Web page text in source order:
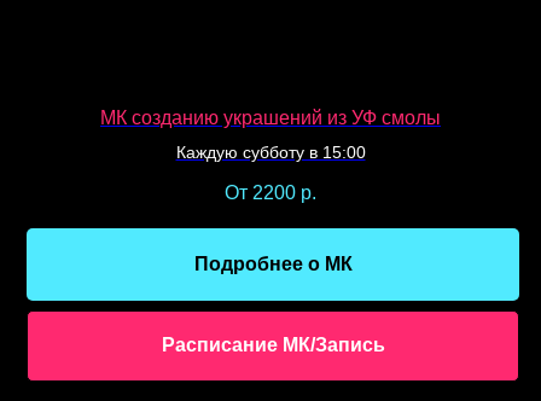
МК созданию украшений из УФ смолы
Каждую субботу в 15:00
От 2200 р.
Подробнее о МК
Расписание МК/Запись